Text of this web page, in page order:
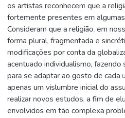
os artistas reconhecem que a
fortemente presentes em
Consideram que a religião, em
forma plural, fragmentada e
modificações por conta da
acentuado individualismo, fazendo
para se adaptar ao gosto de cada
apenas um vislumbre inicial do
realizar novos estudos, a fim de
envolvidos em tão complexa